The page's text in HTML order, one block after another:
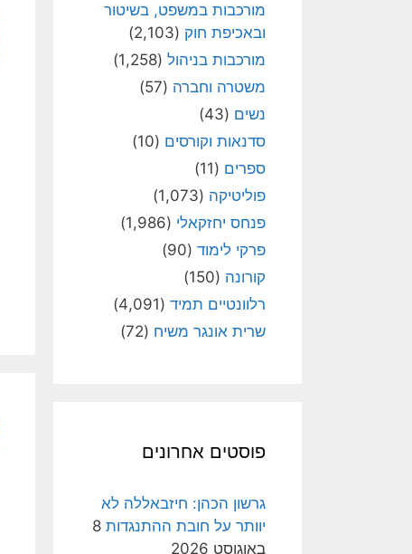
מורכבות במשפט, בשיטור
ובאכיפת חוק (2,103)
מורכבות בניהול (1,258)
משטרה וחברה (57)
נשים (43)
סדנאות וקורסים (10)
ספרים (11)
פוליטיקה (1,073)
פנחס יחזקאלי (1,986)
פרקי לימוד (90)
קורונה (150)
רלוונטיים תמיד (4,091)
שרית אונגר משיח (72)
פוסטים אחרונים
גרשון הכהן: חיזבאללה לא
יוותר על חובת ההתנגדות 8
באוגוסט 2026